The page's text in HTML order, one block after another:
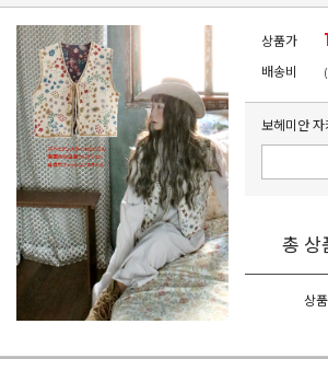
상품가
배송비
보헤미안
총 상
상